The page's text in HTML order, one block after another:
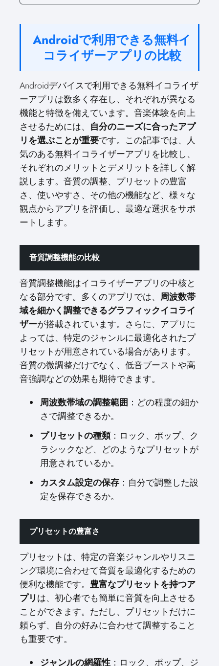
Androidで利用できる無料イ
コライザーアプリの比較
Androidデバイスで利用できる無料イコライザ
ーアプリは数多く存在し、それぞれが異なる
機能と特徴を備えています。音楽体験を向上
させるためには、 自分のニーズに合ったアプ
リを選ぶことが重要です。この記事では、人
気のある無料イコライザーアプリを比較し、
それぞれのメリットとデメリットを詳しく解
説します。音質の調整、プリセットの豊富
さ、使いやすさ、その他の機能など、様々な
観点からアプリを評価し、最適な選択をサポ
ートします。
音質調整機能の比較
音質調整機能はイコライザーアプリの中核と
なる部分です。多くのアプリでは、 周波数帯
域を細かく調整できるグラフィックイコライ
ザーが搭載されています。さらに、アプリに
よっては、特定のジャンルに最適化されたプ
リセットが用意されている場合があります。
音質の微調整だけでなく、低音ブーストや高
音強調などの効果も期待できます。
周波数帯域の調整範囲 ：どの程度の細か
さで調整できるか。
プリセットの種類：ロック、ポップ、ク
ラシックなど、どのようなプリセットが
用意されているか。
カスタム設定の保存 ：自分で調整した設
定を保存できるか。
プリセットの豊富さ
プリセットは、特定の音楽ジャンルやリスニ
ング環境に合わせて音質を最適化するための
便利な機能です。 豊富なプリセットを持つア
プリは、初心者でも簡単に音質を向上させる
ことができます。ただし、プリセットだけに
頼らず、自分の好みに合わせて調整すること
も重要です。
ジャンルの網羅性：ロック、ポップ、ジ